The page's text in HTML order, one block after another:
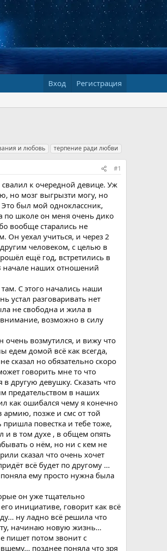
Вход Регистрация
и любовь терпение ради любви
#1
к очередной девице. Уж
но мозг выгрызти могу, но
был мой одноклассник,
по школе он меня очень дико
вообще старались не
Он уехал учиться, и через 2
человеком, с целью в
ещё год, встретились в
начале наших отношений
С этого начались наши
устал разговаривать нет
не свободна и жила в
внимание, возможно в силу
очень возмутился, и вижу что
едем домой всё как всегда,
сказал но обязательно скоро
говорить мне то что
в другую девушку. Сказать что
предательством в наших
как ошибался чему я конечно
армию, позже и смс от той
повестка и тебе тоже,
и в том духе , в общем опять
о нём, но ни с кем не
сказал что очень хочет
всё будет по другому ...
ему просто нужна была
он уже тщательно
инициативе, говорит как всё
ну ладно всё решила что
начинаю новую жизнь...
пишет потом звонит с
позднее поняла что зря